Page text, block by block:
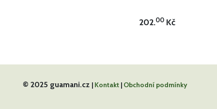
202.00 Kč
© 2025 guamani.cz | Kontakt | Obchodní podmínky